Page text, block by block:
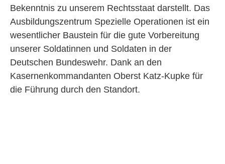
Bekenntnis zu unserem Rechtsstaat darstellt. Das
Ausbildungszentrum Spezielle Operationen ist ein
wesentlicher Baustein für die gute Vorbereitung
unserer Soldatinnen und Soldaten in der
Deutschen Bundeswehr. Dank an den
Kasernenkommandanten Oberst Katz-Kupke für
die Führung durch den Standort.